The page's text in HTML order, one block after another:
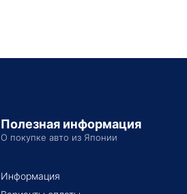
Полезная информация
О покупке авто из Японии
Информация